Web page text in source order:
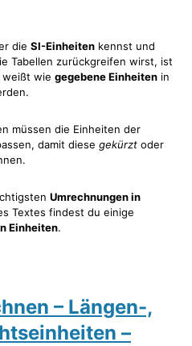
die SI-Einheiten kennst und
Tabellen zurückgreifen wirst, ist
weißt wie gegebene Einheiten in
müssen die Einheiten der
damit diese gekürzt oder
Umrechnungen in
Textes findest du einige
Einheiten.
– Längen-,
–